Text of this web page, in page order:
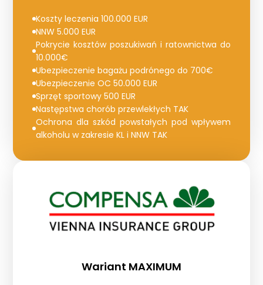
Koszty leczenia 100.000 EUR
NNW 5.000 EUR
Pokrycie kosztów poszukiwań i ratownictwa do
10.000€
Ubezpieczenie bagażu podrónego do 700€
Ubezpieczenie OC 50.000 EUR
Sprzęt sportowy 500 EUR
Następstwa chorób przewlekłych TAK
Ochrona dla szkód powstałych pod wpływem
alkoholu w zakresie KL i NNW TAK
Wariant MAXIMUM